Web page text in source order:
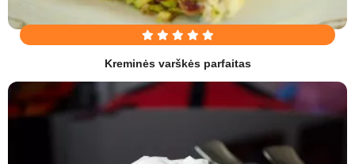
Kreminės varškės parfaitas